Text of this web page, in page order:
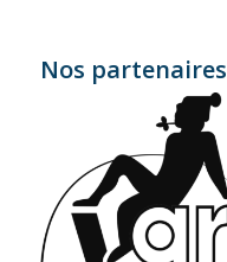
Nos partenaires